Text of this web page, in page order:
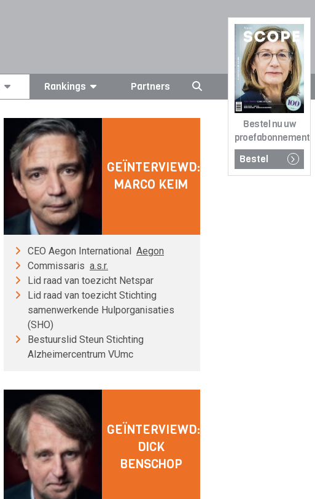
Bestel nu uw
proefabonnement
Bestel
Rankings Partners
GEÏNTERVIEWD:
MARCO KEIM
CEO Aegon International Aegon
Commissaris a.s.r.
Lid raad van toezicht Netspar
Lid raad van toezicht Stichting
samenwerkende Hulporganisaties
(SHO)
Bestuurslid Steun Stichting
Alzheimercentrum VUmc
GEÏNTERVIEWD:
DICK
BENSCHOP